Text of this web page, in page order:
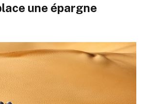
une épargne